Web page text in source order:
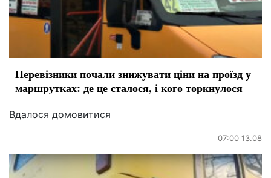
Перевізники почали знижувати ціни на проїзд у
маршрутках: де це сталося, і кого торкнулося
Вдалося домовитися
07:00 13.08